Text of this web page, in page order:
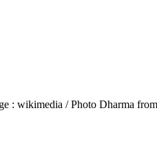
: wikimedia / Photo Dharma